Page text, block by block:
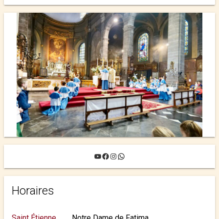
YouTube
Facebook
Instagram
WhatsApp
Horaires